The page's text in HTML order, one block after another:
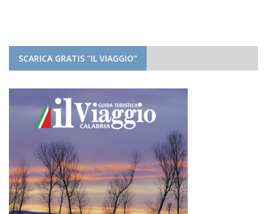
SCARICA GRATIS “IL VIAGGIO”